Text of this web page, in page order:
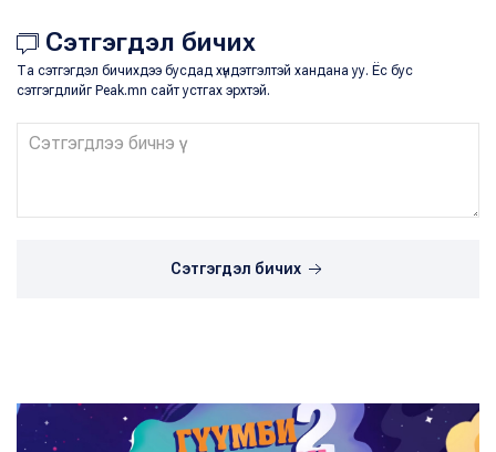
Сэтгэгдэл бичих
Та сэтгэгдэл бичихдээ бусдад хүндэтгэлтэй хандана уу. Ёс бус
сэтгэгдлийг Peak.mn сайт устгах эрхтэй.
Сэтгэгдэл бичих